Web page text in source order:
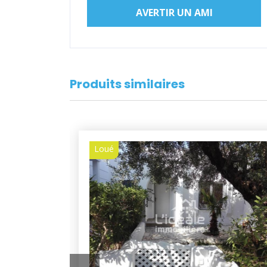
AVERTIR UN AMI
Produits similaires
Loué